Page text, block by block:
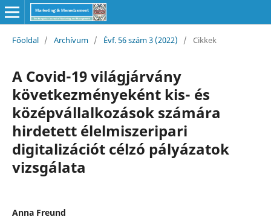
Főoldal / Archívum / Évf. 56 szám 3 (2022) / Cikkek
A Covid-19 világjárvány
következményeként kis- és
középvállalkozások számára
hirdetett élelmiszeripari
digitalizációt célzó pályázatok
vizsgálata
Anna Freund